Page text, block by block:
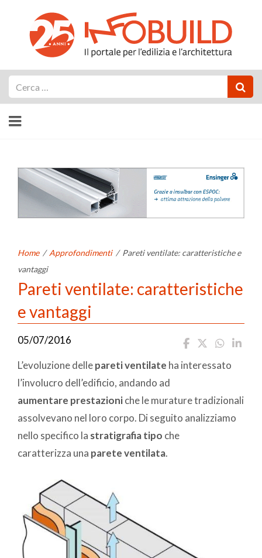
Home / Approfondimenti / Pareti ventilate: caratteristiche e
vantaggi
Pareti ventilate: caratteristiche
e vantaggi
05/07/2016
L’evoluzione dellepareti ventilate ha interessato
l’involucro dell’edificio, andando ad
aumentare prestazioniche le murature tradizionali
assolvevano nel loro corpo. Di seguito analizziamo
nello specifico la stratigrafia tipo che
caratterizza una parete ventilata.